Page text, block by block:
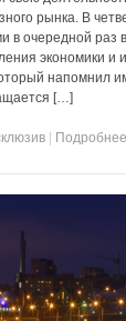
рынка. В
в очередной раз
экономики и
напомнил
[…]
Подробнее